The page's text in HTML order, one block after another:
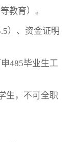
教育）。
）、资金证明
485毕业生工
生，不可全职